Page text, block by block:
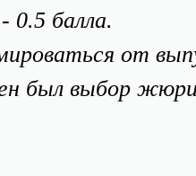
0.5 балла.
от
был выбор